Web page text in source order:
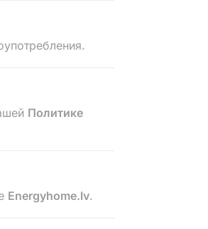
Политике
Energyhome.lv.